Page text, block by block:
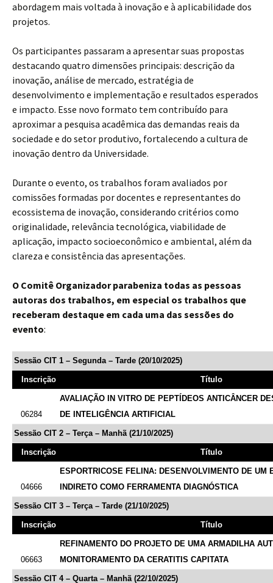
abordagem mais voltada à inovação e à aplicabilidade dos
projetos.
Os participantes passaram a apresentar suas propostas
destacando quatro dimensões principais: descrição da
inovação, análise de mercado, estratégia de
desenvolvimento e implementação e resultados esperados
e impacto. Esse novo formato tem contribuído para
aproximar a pesquisa acadêmica das demandas reais da
sociedade e do setor produtivo, fortalecendo a cultura de
inovação dentro da Universidade.
Durante o evento, os trabalhos foram avaliados por
comissões formadas por docentes e representantes do
ecossistema de inovação, considerando critérios como
originalidade, relevância tecnológica, viabilidade de
aplicação, impacto socioeconômico e ambiental, além da
clareza e consistência das apresentações.
O Comitê Organizador parabeniza todas as pessoas
autoras dos trabalhos, em especial os trabalhos que
receberam destaque em cada uma das sessões do
evento:
Sessão CIT 1 – Segunda – Tarde (20/10/2025)
Inscrição Título
06284
AVALIAÇÃO IN VITRO DE PEPTÍDEOS ANTICÂNCER
DE INTELIGÊNCIA ARTIFICIAL
Sessão CIT 2 – Terça – Manhã (21/10/2025)
Inscrição Título
04666
ESPORTRICOSE FELINA: DESENVOLVIMENTO DE UM
INDIRETO COMO FERRAMENTA DIAGNÓSTICA
Sessão CIT 3 – Terça – Tarde (21/10/2025)
Inscrição Título
06663
REFINAMENTO DO PROJETO DE UMA ARMADILHA
MONITORAMENTO DA CERATITIS CAPITATA
Sessão CIT 4 – Quarta – Manhã (22/10/2025)